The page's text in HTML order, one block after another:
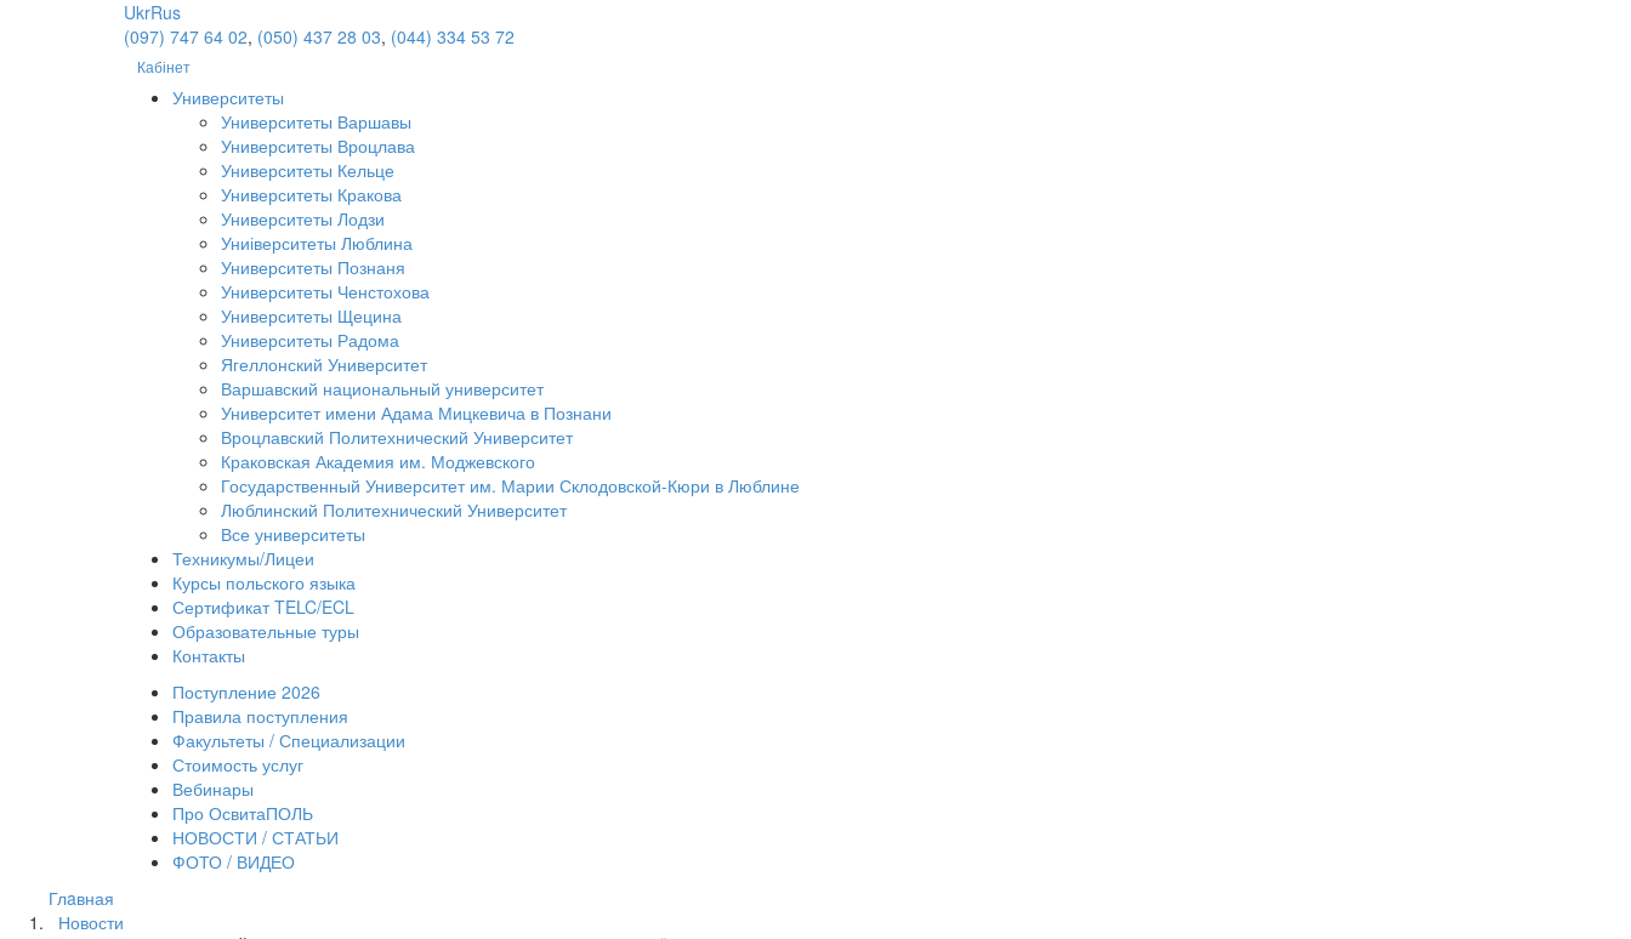
UkrRus
(097) 747 64 02, (050) 437 28 03, (044) 334 53 72
Кабінет
Университеты
Университеты Варшавы
Университеты Вроцлава
Университеты Кельце
Университеты Кракова
Университеты Лодзи
Униіверситеты Люблина
Университеты Познаня
Университеты Ченстохова
Университеты Щецина
Университеты Радома
Ягеллонский Университет
Варшавский национальный университет
Университет имени Адама Мицкевича в Познани
Вроцлавский Политехнический Университет
Краковская Академия им. Моджевского
Государственный Университет им. Марии Склодовской-Кюри в Люблине
Люблинский Политехнический Университет
Все университеты
Техникумы/Лицеи
Курсы польского языка
Сертификат TELC/ECL
Образовательные туры
Контакты
Поступление 2026
Правила поступления
Факультеты / Специализации
Стоимость услуг
Вебинары
Про ОсвитаПОЛЬ
НОВОСТИ / СТАТЬИ
ФОТО / ВИДЕО
Глaвная
Новости